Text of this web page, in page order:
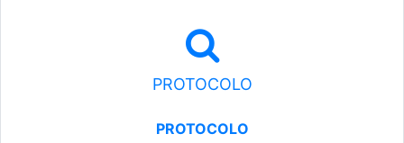
PROTOCOLO
PROTOCOLO